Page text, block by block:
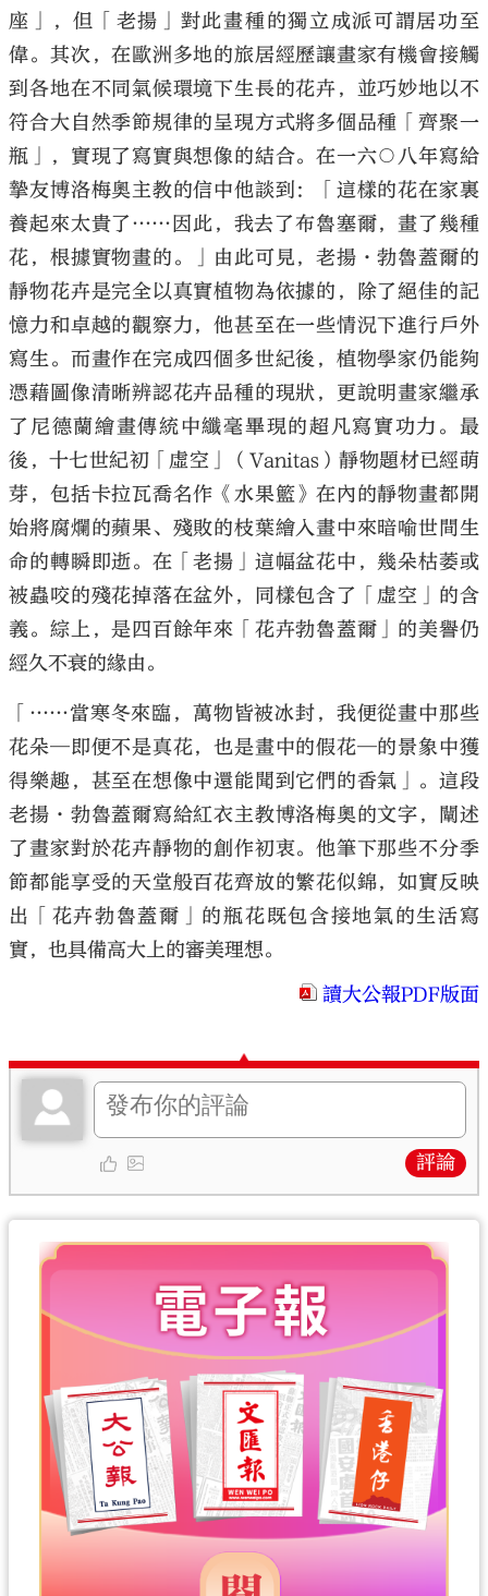
座」，但「老揚」對此畫種的獨立成派可謂居功至
偉。其次，在歐洲多地的旅居經歷讓畫家有機會接觸
到各地在不同氣候環境下生長的花卉，並巧妙地以不
符合大自然季節規律的呈現方式將多個品種「齊聚一
瓶」，實現了寫實與想像的結合。在一六○八年寫給
摯友博洛梅奧主教的信中他談到：「這樣的花在家裏
養起來太貴了……因此，我去了布魯塞爾，畫了幾種
花，根據實物畫的。」由此可見，老揚·勃魯蓋爾的
靜物花卉是完全以真實植物為依據的，除了絕佳的記
憶力和卓越的觀察力，他甚至在一些情況下進行戶外
寫生。而畫作在完成四個多世紀後，植物學家仍能夠
憑藉圖像清晰辨認花卉品種的現狀，更說明畫家繼承
了尼德蘭繪畫傳統中纖毫畢現的超凡寫實功力。最
後，十七世紀初「虛空」（Vanitas）靜物題材已經萌
芽，包括卡拉瓦喬名作《水果籃》在內的靜物畫都開
始將腐爛的蘋果、殘敗的枝葉繪入畫中來暗喻世間生
命的轉瞬即逝。在「老揚」這幅盆花中，幾朵枯萎或
被蟲咬的殘花掉落在盆外，同樣包含了「虛空」的含
義。綜上，是四百餘年來「花卉勃魯蓋爾」的美譽仍
經久不衰的緣由。
「……當寒冬來臨，萬物皆被冰封，我便從畫中那些
花朵─即便不是真花，也是畫中的假花─的景象中獲
得樂趣，甚至在想像中還能聞到它們的香氣」。這段
老揚·勃魯蓋爾寫給紅衣主教博洛梅奧的文字，闡述
了畫家對於花卉靜物的創作初衷。他筆下那些不分季
節都能享受的天堂般百花齊放的繁花似錦，如實反映
出「花卉勃魯蓋爾」的瓶花既包含接地氣的生活寫
實，也具備高大上的審美理想。
讀大公報PDF版面
評論